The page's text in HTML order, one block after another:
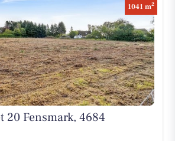
1041 m2
20 Fensmark, 4684